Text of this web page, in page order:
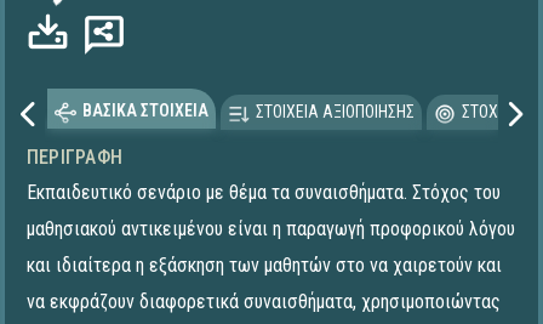
ΒΑΣΙΚΑ ΣΤΟΙΧΕΙΑ ΣΤΟΙΧΕΙΑ ΑΞΙΟΠΟΙΗΣΗΣ
ΠΕΡΙΓΡΑΦΉ
Εκπαιδευτικό σενάριο με θέμα τα συναισθήματα. Στόχος του
μαθησιακού αντικειμένου είναι η παραγωγή προφορικού λόγου
και ιδιαίτερα η εξάσκηση των μαθητών στο να χαιρετούν και
να εκφράζουν διαφορετικά συναισθήματα, χρησιμοποιώντας